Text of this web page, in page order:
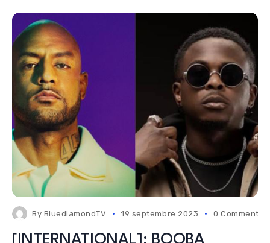
By BluediamondTV 19 septembre 2023 0 Comments